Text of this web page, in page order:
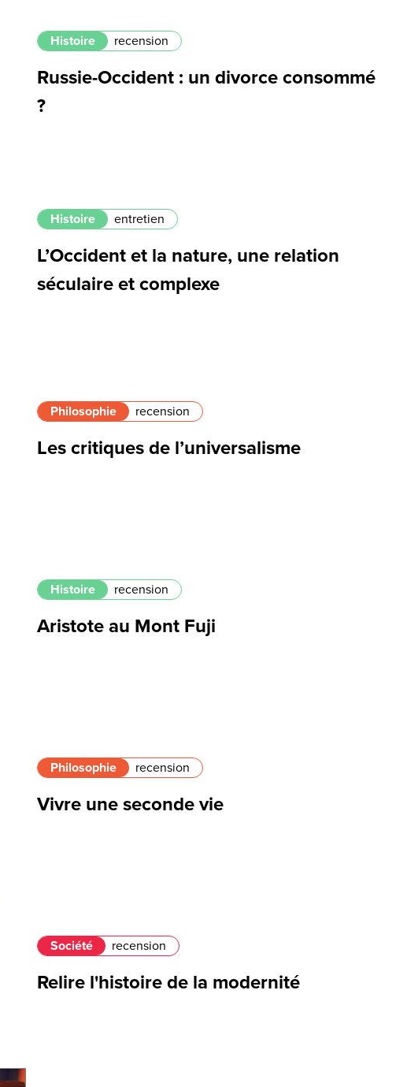
Histoire recension
Russie-Occident : un divorce consommé
?
Histoire entretien
L’Occident et la nature, une relation
séculaire et complexe
Philosophie recension
Les critiques de l’universalisme
Histoire recension
Aristote au Mont Fuji
Philosophie recension
Vivre une seconde vie
Société recension
Relire l'histoire de la modernité